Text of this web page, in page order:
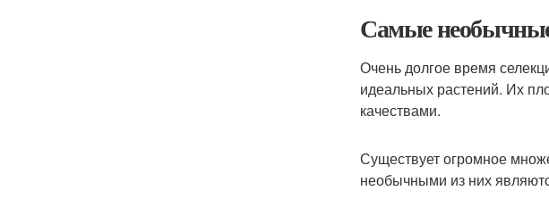
Самые
Очень долгое время
идеальных растений. Их
качествами.
Существует огромное
необычными из них